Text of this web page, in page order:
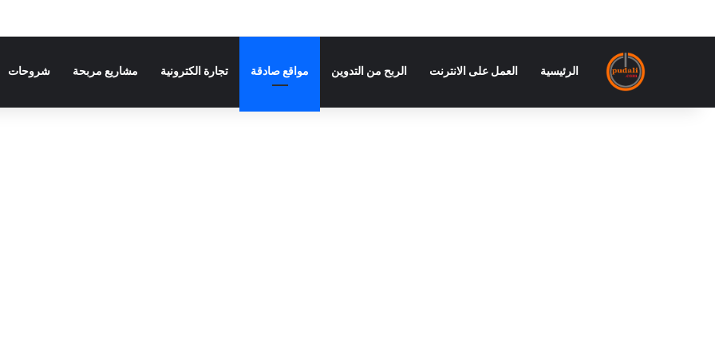
الرئيسية العمل على الانترنت الربح من التدوين مواقع صادقة تجارة الكترونية مشاريع مربحة شروحات